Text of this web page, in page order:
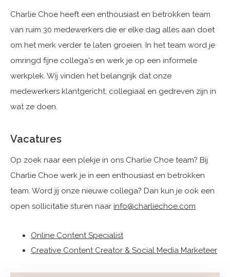
Charlie Choe heeft een enthousiast en betrokken team
van ruim 30 medewerkers die er elke dag alles aan doet
om het merk verder te laten groeien. In het team word je
omringd fijne collega's en werk je op een informele
werkplek. Wij vinden het belangrijk dat onze
medewerkers klantgericht, collegiaal en gedreven zijn in
wat ze doen.
Vacatures
Op zoek naar een plekje in ons Charlie Choe team? Bij
Charlie Choe werk je in een enthousiast en betrokken
team. Word jij onze nieuwe collega? Dan kun je ook een
open sollicitatie sturen naar info@charliechoe.com
Online Content Specialist
Creative Content Creator & Social Media Marketeer